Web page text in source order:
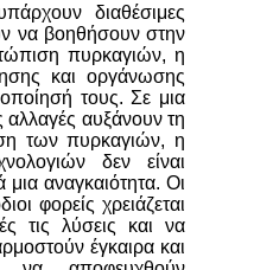
διαθέσιμες
να βοηθήσουν στην
πυρκαγιών, η
και οργάνωσης
τους. Σε μια
αλλαγές αυξάνουν τη
των πυρκαγιών, η
δεν είναι
αναγκαιότητα. Οι
φορείς χρειάζεται
τις λύσεις και να
έγκαιρα και